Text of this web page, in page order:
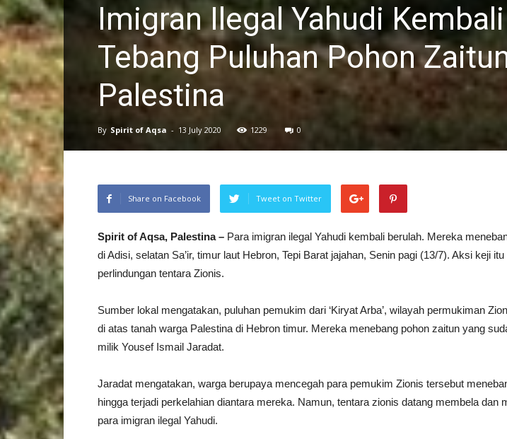
Imigran Ilegal Yahudi
Tebang Puluhan Pohon
Palestina
By Spirit of Aqsa - 13 July 2020 1229 0
Share on Facebook Tweet on Twitter
Spirit of Aqsa, Palestina – Para imigran ilegal Yahudi kembali berulah. Mereka
di Adisi, selatan Sa’ir, timur laut Hebron, Tepi Barat jajahan, Senin pagi (13/7). Aksi keji
perlindungan tentara Zionis.
Sumber lokal mengatakan, puluhan pemukim dari ‘Kiryat Arba’, wilayah permukiman
di atas tanah warga Palestina di Hebron timur. Mereka menebang pohon zaitun yang
milik Yousef Ismail Jaradat.
Jaradat mengatakan, warga berupaya mencegah para pemukim Zionis tersebut
hingga terjadi perkelahian diantara mereka. Namun, tentara zionis datang membela dan
para imigran ilegal Yahudi.